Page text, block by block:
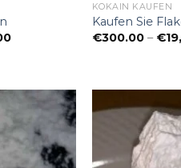
Preisspanne:
KOKAIN KAUFEN
Kaufen Sie
€300.00 – €